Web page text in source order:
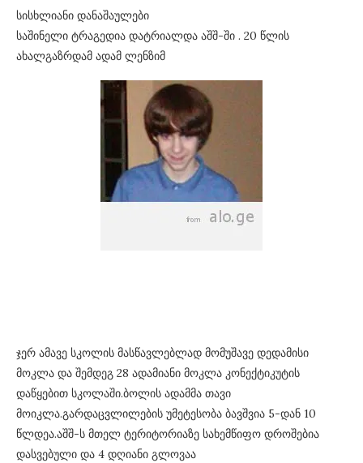
სისხლიანი დანაშაულები
საშინელი ტრაგედია დატრიალდა აშშ-ში . 20 წლის
ახალგაზრდამ ადამ ლენზიმ
ჯერ ამავე სკოლის მასწავლებლად მომუშავე დედამისი
მოკლა და შემდეგ 28 ადამიანი მოკლა კონექტიკუტის
დაწყებით სკოლაში.ბოლის ადამმა თავი
მოიკლა.გარდაცვლილების უმეტესობა ბავშვია 5-დან 10
წლდეა.აშშ-ს მთელ ტერიტორიაზე სახემწიფო დროშებია
დასვებული და 4 დღიანი გლოვაა